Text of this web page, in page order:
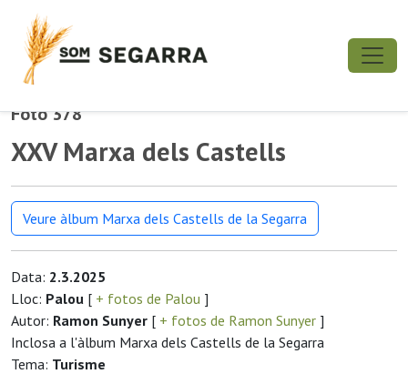
Foto 378
XXV Marxa dels Castells
Veure àlbum Marxa dels Castells de la Segarra
Data: 2.3.2025
Lloc: Palou [ + fotos de Palou ]
Autor: Ramon Sunyer [ + fotos de Ramon Sunyer ]
Inclosa a l'àlbum Marxa dels Castells de la Segarra
Tema: Turisme